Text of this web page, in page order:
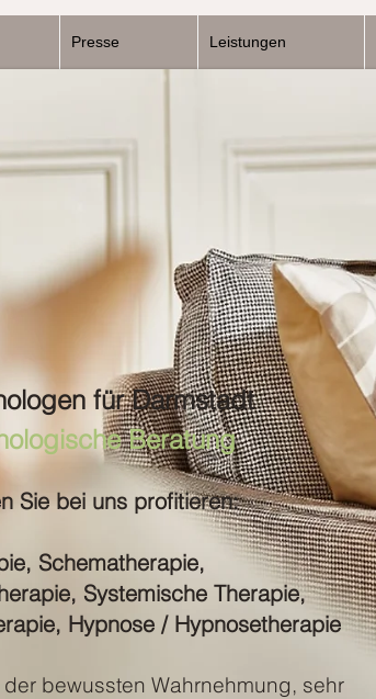
Presse Leistungen
für Darmstadt
Beratung
Sie bei uns profitieren:
, Schematherapie,
, Systemische Therapie,
Hypnose / Hypnosetherapie
bewussten Wahrnehmung, sehr